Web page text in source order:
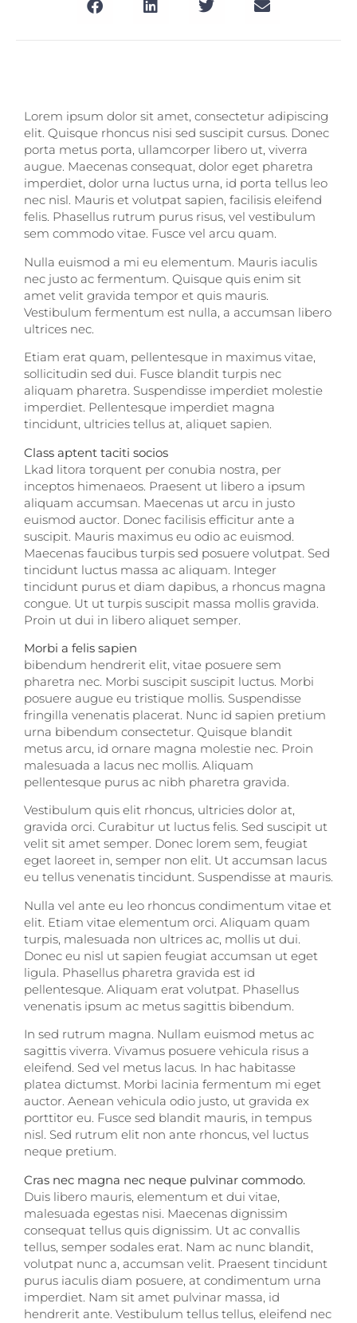
Lorem ipsum dolor sit amet, consectetur adipiscing
elit. Quisque rhoncus nisi sed suscipit cursus. Donec
porta metus porta, ullamcorper libero ut, viverra
augue. Maecenas consequat, dolor eget pharetra
imperdiet, dolor urna luctus urna, id porta tellus leo
nec nisl. Mauris et volutpat sapien, facilisis eleifend
felis. Phasellus rutrum purus risus, vel vestibulum
sem commodo vitae. Fusce vel arcu quam.
Nulla euismod a mi eu elementum. Mauris iaculis
nec justo ac fermentum. Quisque quis enim sit
amet velit gravida tempor et quis mauris.
Vestibulum fermentum est nulla, a accumsan libero
ultrices nec.
Etiam erat quam, pellentesque in maximus vitae,
sollicitudin sed dui. Fusce blandit turpis nec
aliquam pharetra. Suspendisse imperdiet molestie
imperdiet. Pellentesque imperdiet magna
tincidunt, ultricies tellus at, aliquet sapien.
Class aptent taciti socios
Lkad litora torquent per conubia nostra, per
inceptos himenaeos. Praesent ut libero a ipsum
aliquam accumsan. Maecenas ut arcu in justo
euismod auctor. Donec facilisis efficitur ante a
suscipit. Mauris maximus eu odio ac euismod.
Maecenas faucibus turpis sed posuere volutpat. Sed
tincidunt luctus massa ac aliquam. Integer
tincidunt purus et diam dapibus, a rhoncus magna
congue. Ut ut turpis suscipit massa mollis gravida.
Proin ut dui in libero aliquet semper.
Morbi a felis sapien
bibendum hendrerit elit, vitae posuere sem
pharetra nec. Morbi suscipit suscipit luctus. Morbi
posuere augue eu tristique mollis. Suspendisse
fringilla venenatis placerat. Nunc id sapien pretium
urna bibendum consectetur. Quisque blandit
metus arcu, id ornare magna molestie nec. Proin
malesuada a lacus nec mollis. Aliquam
pellentesque purus ac nibh pharetra gravida.
Vestibulum quis elit rhoncus, ultricies dolor at,
gravida orci. Curabitur ut luctus felis. Sed suscipit ut
velit sit amet semper. Donec lorem sem, feugiat
eget laoreet in, semper non elit. Ut accumsan lacus
eu tellus venenatis tincidunt. Suspendisse at mauris.
Nulla vel ante eu leo rhoncus condimentum vitae et
elit. Etiam vitae elementum orci. Aliquam quam
turpis, malesuada non ultrices ac, mollis ut dui.
Donec eu nisl ut sapien feugiat accumsan ut eget
ligula. Phasellus pharetra gravida est id
pellentesque. Aliquam erat volutpat. Phasellus
venenatis ipsum ac metus sagittis bibendum.
In sed rutrum magna. Nullam euismod metus ac
sagittis viverra. Vivamus posuere vehicula risus a
eleifend. Sed vel metus lacus. In hac habitasse
platea dictumst. Morbi lacinia fermentum mi eget
auctor. Aenean vehicula odio justo, ut gravida ex
porttitor eu. Fusce sed blandit mauris, in tempus
nisl. Sed rutrum elit non ante rhoncus, vel luctus
neque pretium.
Cras nec magna nec neque pulvinar commodo.
Duis libero mauris, elementum et dui vitae,
malesuada egestas nisi. Maecenas dignissim
consequat tellus quis dignissim. Ut ac convallis
tellus, semper sodales erat. Nam ac nunc blandit,
volutpat nunc a, accumsan velit. Praesent tincidunt
purus iaculis diam posuere, at condimentum urna
imperdiet. Nam sit amet pulvinar massa, id
hendrerit ante. Vestibulum tellus tellus, eleifend nec